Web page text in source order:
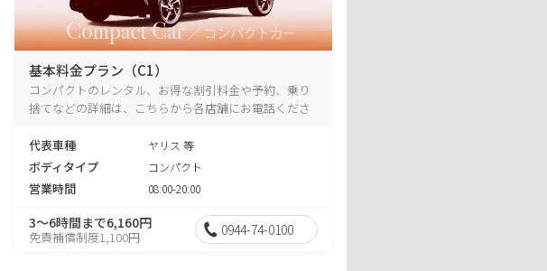
基本料金プラン（C1）
コンパクトのレンタル、お得な割引料金や予約、乗り
捨てなどの詳細は、こちらから各店舗にお電話くださ
代表車種
ヤリス 等
ボディタイプ コンパクト
営業時間 08:00-20:00
3～6時間まで6,160円
免責補償制度1,100円 0944-74-0100